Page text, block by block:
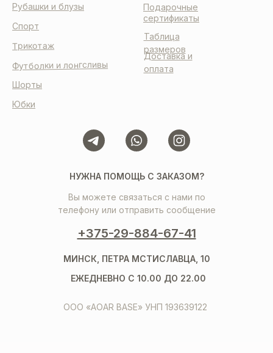
Таблица
размеров
Доставка и
оплата
Подарочные
сертификаты
НУЖНА ПОМОЩЬ С ЗАКАЗОМ?
Вы можете связаться с нами по
телефону или отправить сообщение
+375-29-884-67-41
ООО «AOAR BASE» УНП 193639122
МИНСК, ПЕТРА МСТИСЛАВЦА, 10
ЕЖЕДНЕВНО С 10.00 ДО 22.00
Шорты
Спорт
Рубашки и блузы
Трикотаж
Футболки и лонгсливы
Юбки